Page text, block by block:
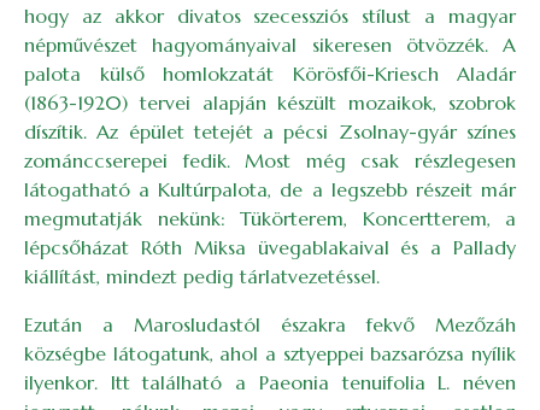
hogy az akkor divatos szecessziós stílust a magyar
népművészet hagyományaival sikeresen ötvözzék. A
palota külső homlokzatát Körösfői-Kriesch Aladár
(1863-1920) tervei alapján készült mozaikok, szobrok
díszítik. Az épület tetejét a pécsi Zsolnay-gyár színes
zománccserepei fedik. Most még csak részlegesen
látogatható a Kultúrpalota, de a legszebb részeit már
megmutatják nekünk: Tükörterem, Koncertterem, a
lépcsőházat Róth Miksa üvegablakaival és a Pallady
kiállítást, mindezt pedig tárlatvezetéssel.
Ezután a Marosludastól északra fekvő Mezőzáh
községbe látogatunk, ahol a sztyeppei bazsarózsa nyílik
ilyenkor. Itt található a Paeonia tenuifolia L. néven